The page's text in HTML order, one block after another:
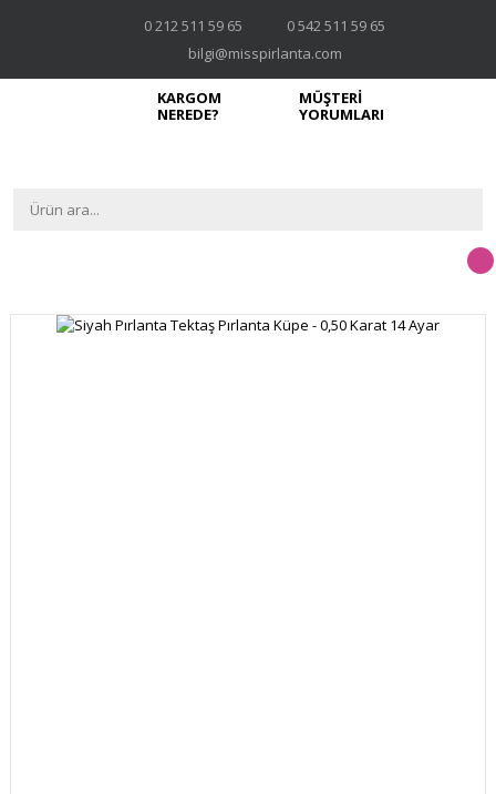
0 212 511 59 65
0 542 511 59 65
bilgi@misspirlanta.com
KARGOM
NEREDE?
MÜŞTERİ
YORUMLARI